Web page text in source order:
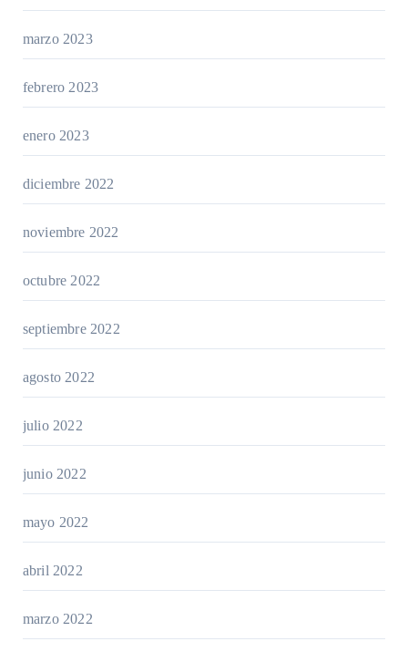
marzo 2023
febrero 2023
enero 2023
diciembre 2022
noviembre 2022
octubre 2022
septiembre 2022
agosto 2022
julio 2022
junio 2022
mayo 2022
abril 2022
marzo 2022